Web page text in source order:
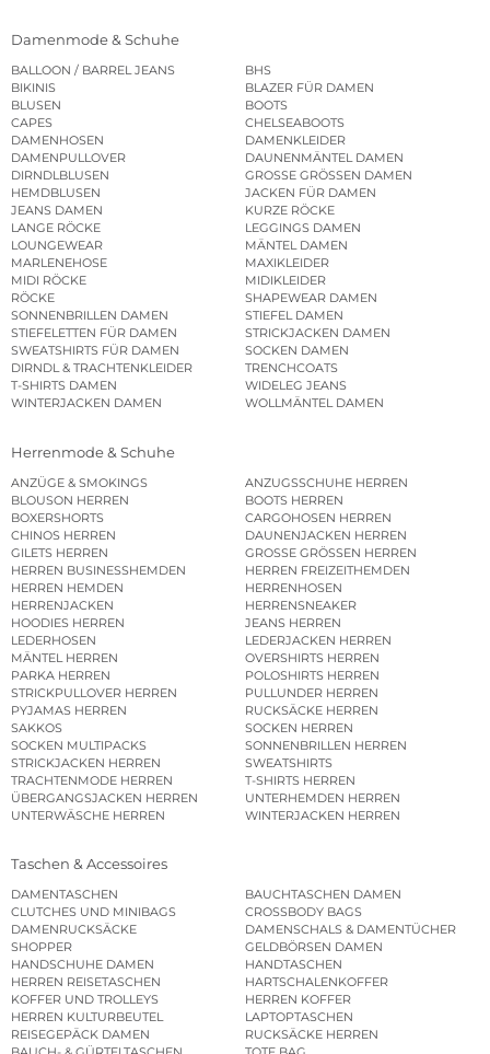
Damenmode & Schuhe
BALLOON / BARREL JEANS
BHS
BIKINIS
BLAZER FÜR DAMEN
BLUSEN
BOOTS
CAPES
CHELSEABOOTS
DAMENHOSEN
DAMENKLEIDER
DAMENPULLOVER
DAUNENMÄNTEL DAMEN
DIRNDLBLUSEN
GROSSE GRÖSSEN DAMEN
HEMDBLUSEN
JACKEN FÜR DAMEN
JEANS DAMEN
KURZE RÖCKE
LANGE RÖCKE
LEGGINGS DAMEN
LOUNGEWEAR
MÄNTEL DAMEN
MARLENEHOSE
MAXIKLEIDER
MIDI RÖCKE
MIDIKLEIDER
RÖCKE
SHAPEWEAR DAMEN
SONNENBRILLEN DAMEN
STIEFEL DAMEN
STIEFELETTEN FÜR DAMEN
STRICKJACKEN DAMEN
SWEATSHIRTS FÜR DAMEN
SOCKEN DAMEN
DIRNDL & TRACHTENKLEIDER
TRENCHCOATS
T-SHIRTS DAMEN
WIDELEG JEANS
WINTERJACKEN DAMEN
WOLLMÄNTEL DAMEN
Herrenmode & Schuhe
ANZÜGE & SMOKINGS
ANZUGSSCHUHE HERREN
BLOUSON HERREN
BOOTS HERREN
BOXERSHORTS
CARGOHOSEN HERREN
CHINOS HERREN
DAUNENJACKEN HERREN
GILETS HERREN
GROSSE GRÖSSEN HERREN
HERREN BUSINESSHEMDEN
HERREN FREIZEITHEMDEN
HERREN HEMDEN
HERRENHOSEN
HERRENJACKEN
HERRENSNEAKER
HOODIES HERREN
JEANS HERREN
LEDERHOSEN
LEDERJACKEN HERREN
MÄNTEL HERREN
OVERSHIRTS HERREN
PARKA HERREN
POLOSHIRTS HERREN
STRICKPULLOVER HERREN
PULLUNDER HERREN
PYJAMAS HERREN
RUCKSÄCKE HERREN
SAKKOS
SOCKEN HERREN
SOCKEN MULTIPACKS
SONNENBRILLEN HERREN
STRICKJACKEN HERREN
SWEATSHIRTS
TRACHTENMODE HERREN
T-SHIRTS HERREN
ÜBERGANGSJACKEN HERREN
UNTERHEMDEN HERREN
UNTERWÄSCHE HERREN
WINTERJACKEN HERREN
Taschen & Accessoires
DAMENTASCHEN
BAUCHTASCHEN DAMEN
CLUTCHES UND MINIBAGS
CROSSBODY BAGS
DAMENRUCKSÄCKE
DAMENSCHALS & DAMENTÜCHER
SHOPPER
GELDBÖRSEN DAMEN
HANDSCHUHE DAMEN
HANDTASCHEN
HERREN REISETASCHEN
HARTSCHALENKOFFER
KOFFER UND TROLLEYS
HERREN KOFFER
HERREN KULTURBEUTEL
LAPTOPTASCHEN
REISEGEPÄCK DAMEN
RUCKSÄCKE HERREN